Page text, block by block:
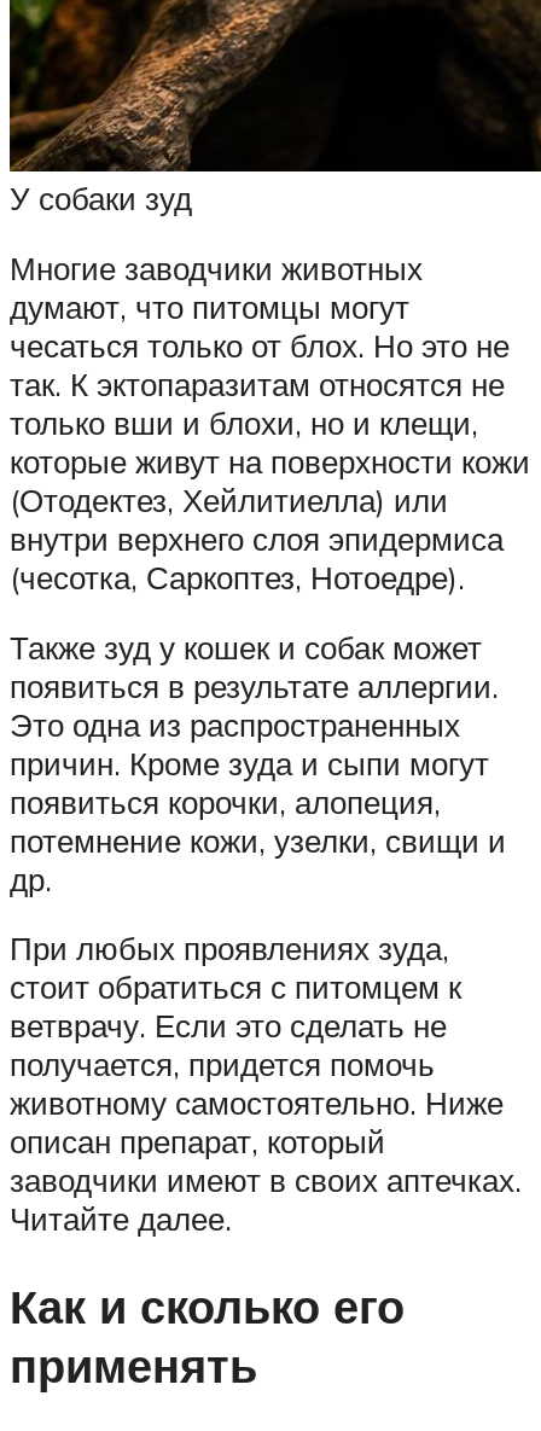
У собаки зуд
Многие заводчики животных
думают, что питомцы могут
чесаться только от блох. Но это не
так. К эктопаразитам относятся не
только вши и блохи, но и клещи,
которые живут на поверхности кожи
(Отодектез, Хейлитиелла) или
внутри верхнего слоя эпидермиса
(чесотка, Саркоптез, Нотоедре).
Также зуд у кошек и собак может
появиться в результате аллергии.
Это одна из распространенных
причин. Кроме зуда и сыпи могут
появиться корочки, алопеция,
потемнение кожи, узелки, свищи и
др.
При любых проявлениях зуда,
стоит обратиться с питомцем к
ветврачу. Если это сделать не
получается, придется помочь
животному самостоятельно. Ниже
описан препарат, который
заводчики имеют в своих аптечках.
Читайте далее.
Как и сколько его
применять